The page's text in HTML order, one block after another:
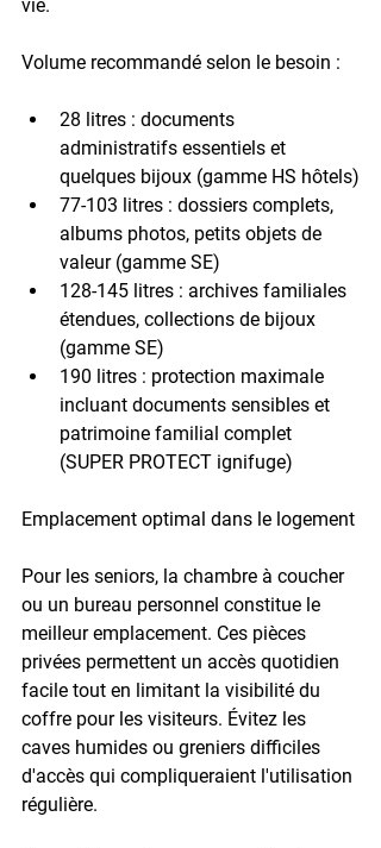
vie.
Volume recommandé selon le besoin :
28 litres : documents
administratifs essentiels et
quelques bijoux (gamme HS hôtels)
77-103 litres : dossiers complets,
albums photos, petits objets de
valeur (gamme SE)
128-145 litres : archives familiales
étendues, collections de bijoux
(gamme SE)
190 litres : protection maximale
incluant documents sensibles et
patrimoine familial complet
(SUPER PROTECT ignifuge)
Emplacement optimal dans le logement
Pour les seniors, la chambre à coucher
ou un bureau personnel constitue le
meilleur emplacement. Ces pièces
privées permettent un accès quotidien
facile tout en limitant la visibilité du
coffre pour les visiteurs. Évitez les
caves humides ou greniers difficiles
d'accès qui compliqueraient l'utilisation
régulière.